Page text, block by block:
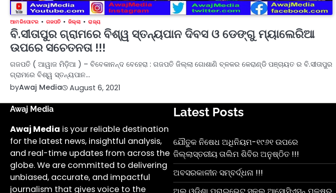
ଆମ ରିପୋଟର ଗଜପତି ଜିଲ୍ଲା ରାଜ୍ୟ
ବି.ସୀତାପୁର ଗ୍ରାମରେ ବିଶ୍ୱ ସ୍ତନ୍ୟପାନ ଦିବସ ଓ ଡେଙ୍ଗୁ ମ୍ୟାଲେରିଆ
ଉପରେ ସଚେତନତା !!!
ଗଜପତି ( ଆୱାଜ ମିଡ଼ିଆ ) – ବିବେକାନନ୍ଦ ବେହେରା : ଗଜପତି ଜିଲ୍ଲା ଗୋଶାଣି ବ୍ଳକର କେରାଣ୍ଡି ପଞ୍ଚାୟତ ର ବି.ସୀତାପୁର
ଗ୍ରାମରେ ବିଶ୍ୱ ସ୍ତନ୍ୟପାନ…
byAwaj Media August 6, 2021
Awaj Media
Awaj Media is your reliable destination
for the latest news, insightful analysis,
and real-time updates from across the
globe. We are committed to delivering
unbiased, accurate, and impactful
journalism that gives voice to the
Latest Posts
ଯୌତୁକ ନିଷେଧ ଅଧିନିୟମ-୧୯୬୧ ଉପରେ
ଜିଲ୍ଲାସ୍ତରୀୟ ତାଲିମ ଶିବିର ଅନୁଷ୍ଠିତ !!!
ଅବସରକାଳୀନ ସମ୍ବର୍ଦ୍ଧନା !!!